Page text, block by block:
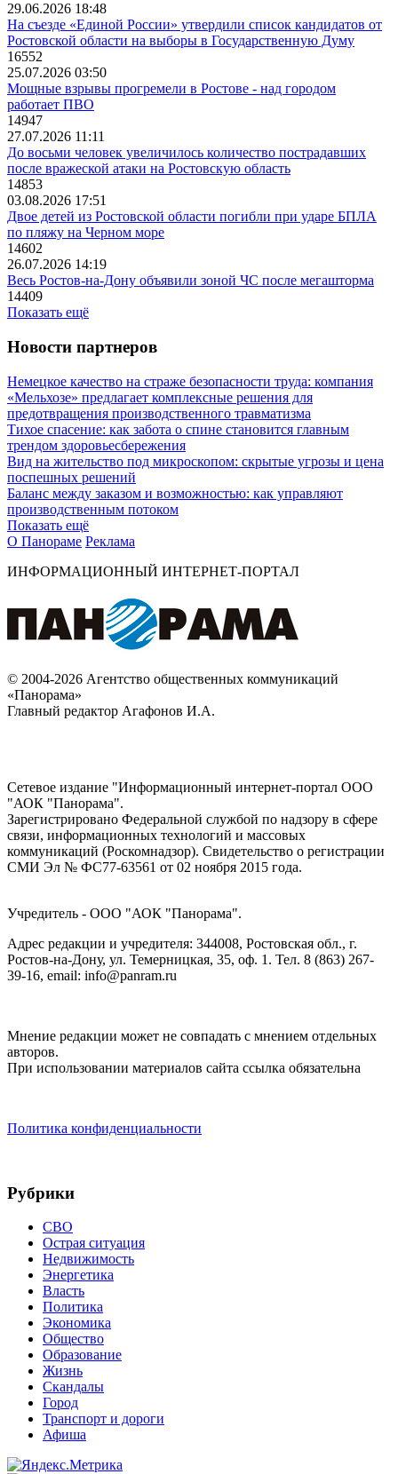
29.06.2026 18:48
На съезде «Единой России» утвердили список кандидатов от
Ростовской области на выборы в Государственную Думу
16552
25.07.2026 03:50
Мощные взрывы прогремели в Ростове - над городом
работает ПВО
14947
27.07.2026 11:11
До восьми человек увеличилось количество пострадавших
после вражеской атаки на Ростовскую область
14853
03.08.2026 17:51
Двое детей из Ростовской области погибли при ударе БПЛА
по пляжу на Черном море
14602
26.07.2026 14:19
Весь Ростов-на-Дону объявили зоной ЧС после мегашторма
14409
Показать ещё
Новости партнеров
Немецкое качество на страже безопасности труда: компания
«Мельхозе» предлагает комплексные решения для
предотвращения производственного травматизма
Тихое спасение: как забота о спине становится главным
трендом здоровьесбережения
Вид на жительство под микроскопом: скрытые угрозы и цена
поспешных решений
Баланс между заказом и возможностью: как управляют
производственным потоком
Показать ещё
О Панораме Реклама
ИНФОРМАЦИОННЫЙ ИНТЕРНЕТ-ПОРТАЛ
© 2004-2026 Агентство общественных коммуникаций
«Панорама»
Главный редактор Агафонов И.А.
Сетевое издание "Информационный интернет-портал ООО
"АОК "Панорама".
Зарегистрировано Федеральной службой по надзору в сфере
связи, информационных технологий и массовых
коммуникаций (Роскомнадзор). Cвидетельство о регистрации
СМИ Эл № ФС77-63561 от 02 ноября 2015 года.
Учредитель - ООО "АОК "Панорама".
Адрес редакции и учредителя: 344008, Ростовская обл., г.
Ростов-на-Дону, ул. Темерницкая, 35, оф. 1. Тел. 8 (863) 267-
39-16, email: info@panram.ru
Мнение редакции может не совпадать с мнением отдельных
авторов.
При использовании материалов сайта ссылка обязательна
Политика конфиденциальности
Рубрики
СВО
Острая ситуация
Недвижимость
Энергетика
Власть
Политика
Экономика
Общество
Образование
Жизнь
Скандалы
Город
Транспорт и дороги
Афиша